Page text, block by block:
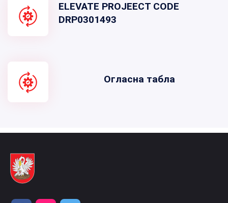
ELEVATE PROJEECT CODE
DRP0301493
Огласна табла